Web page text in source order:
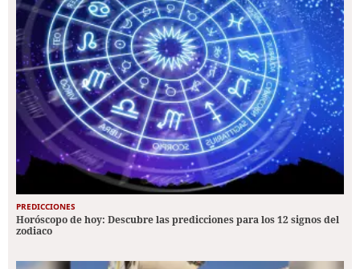
PREDICCIONES
Horóscopo de hoy: Descubre las predicciones para los 12 signos del
zodiaco